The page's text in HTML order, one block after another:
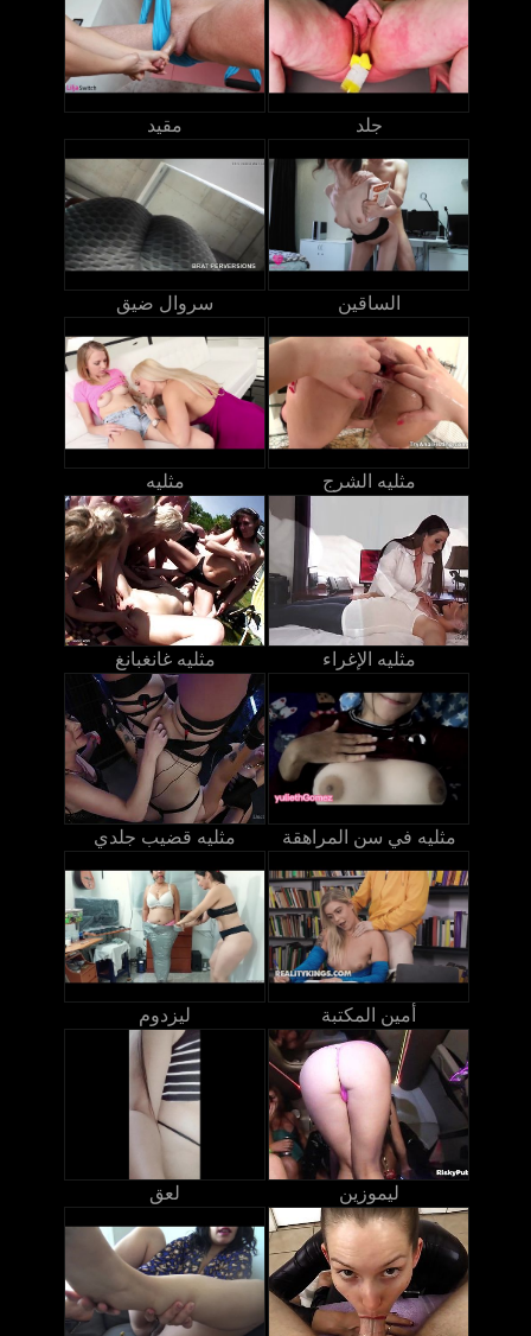
مقيد جلد
سروال ضيق الساقين
مثليه مثليه الشرج
مثليه غانغبانغ مثليه الإغراء
مثليه قضيب جلدي مثليه في سن المراهقة
ليزدوم أمين المكتبة
لعق ليموزين